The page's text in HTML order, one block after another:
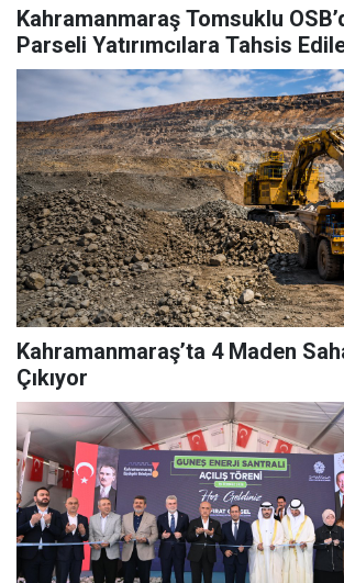
Kahramanmaraş Tomsuklu
Parseli Yatırımcılara Tahsis
Kahramanmaraş’ta 4 Maden
Çıkıyor